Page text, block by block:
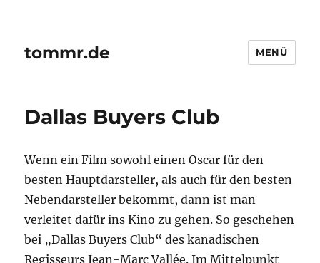
tommr.de MENÜ
Dallas Buyers Club
Wenn ein Film sowohl einen Oscar für den
besten Hauptdarsteller, als auch für den besten
Nebendarsteller bekommt, dann ist man
verleitet dafür ins Kino zu gehen. So geschehen
bei „Dallas Buyers Club“ des kanadischen
Regisseurs Jean-Marc Vallée. Im Mittelpunkt